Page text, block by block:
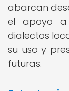
abarcan
el apoyo a
dialectos
su uso y
futuras.